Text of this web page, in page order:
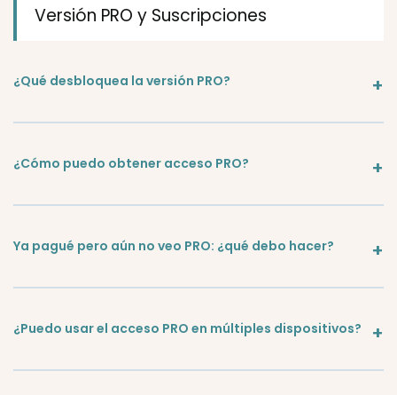
Versión PRO y Suscripciones
¿Qué desbloquea la versión PRO?
¿Cómo puedo obtener acceso PRO?
Ya pagué pero aún no veo PRO: ¿qué debo hacer?
¿Puedo usar el acceso PRO en múltiples dispositivos?